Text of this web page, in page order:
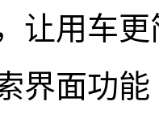
让用车更
界面功能